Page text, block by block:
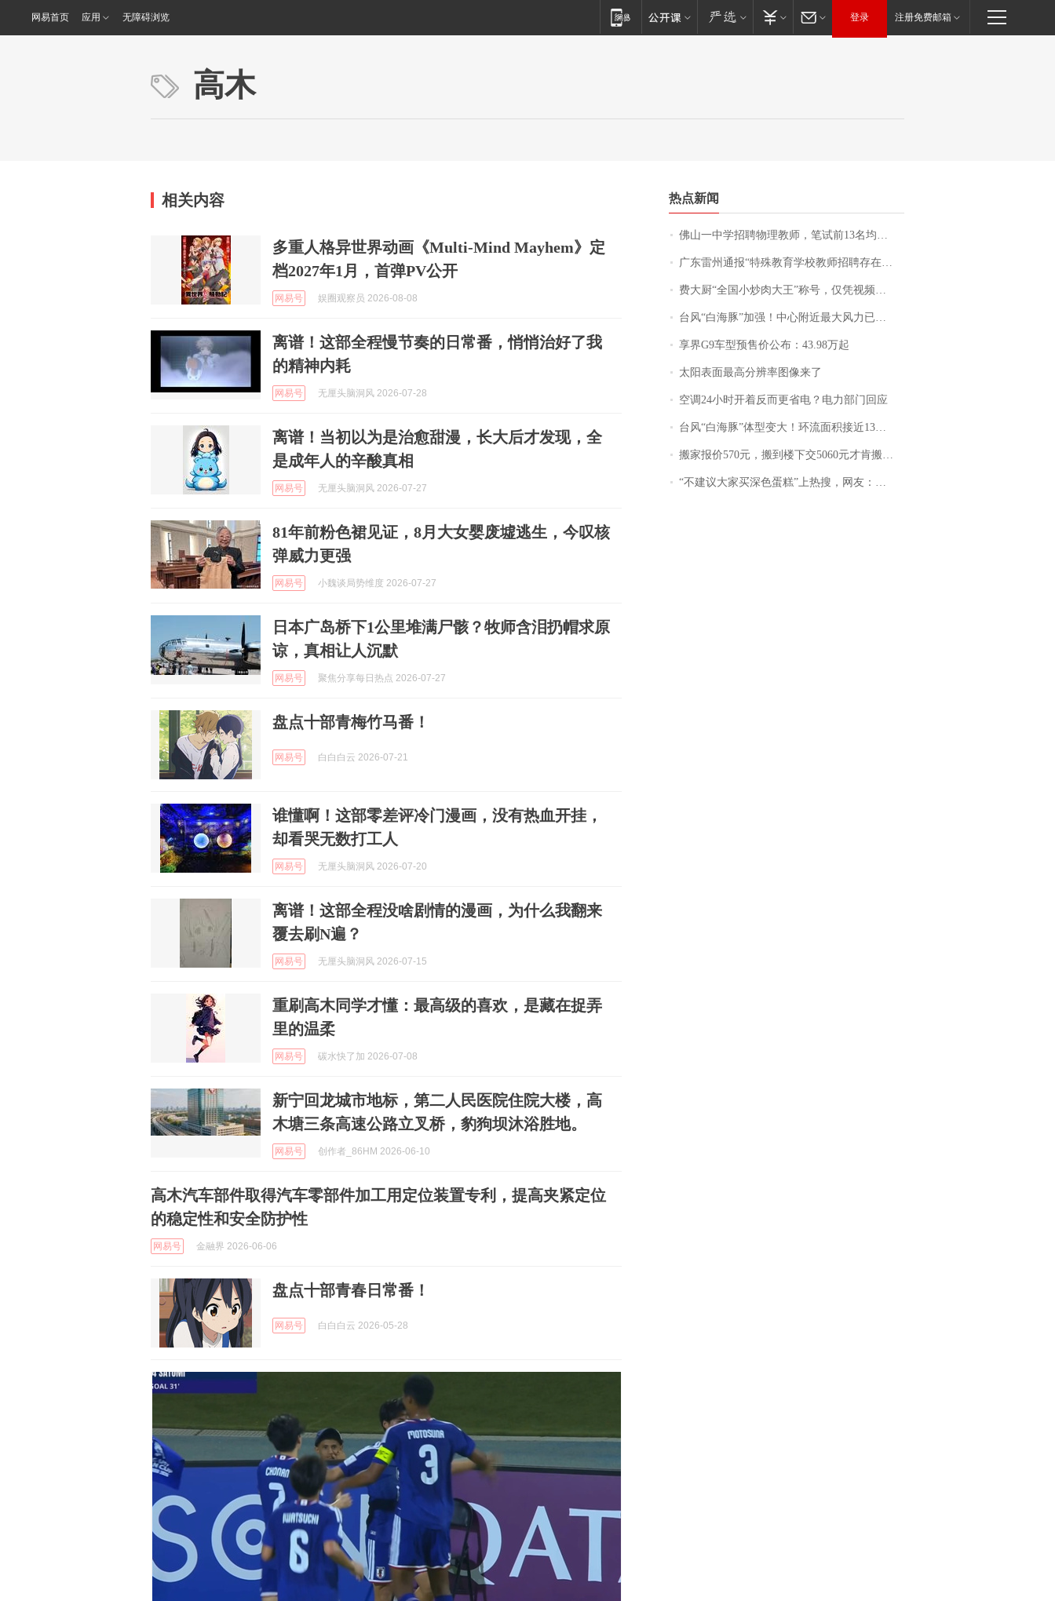
网易首页 应用 无障碍浏览 登录 注册免费邮箱
高木
相关内容
多重人格异世界动画《Multi-Mind Mayhem》定
档2027年1月，首弹PV公开
网易号 娱圈观察员 2026-08-08
离谱！这部全程慢节奏的日常番，悄悄治好了我
的精神内耗
网易号 无厘头脑洞风 2026-07-28
离谱！当初以为是治愈甜漫，长大后才发现，全
是成年人的辛酸真相
网易号 无厘头脑洞风 2026-07-27
81年前粉色裙见证，8月大女婴废墟逃生，今叹核
弹威力更强
网易号 小魏谈局势维度 2026-07-27
日本广岛桥下1公里堆满尸骸？牧师含泪扔帽求原
谅，真相让人沉默
网易号 聚焦分享每日热点 2026-07-27
盘点十部青梅竹马番！
网易号 白白白云 2026-07-21
谁懂啊！这部零差评冷门漫画，没有热血开挂，
却看哭无数打工人
网易号 无厘头脑洞风 2026-07-20
离谱！这部全程没啥剧情的漫画，为什么我翻来
覆去刷N遍？
网易号 无厘头脑洞风 2026-07-15
重刷高木同学才懂：最高级的喜欢，是藏在捉弄
里的温柔
网易号 碳水快了加 2026-07-08
新宁回龙城市地标，第二人民医院住院大楼，高
木塘三条高速公路立叉桥，豹狗坝沐浴胜地。
网易号 创作者_86HM 2026-06-10
高木汽车部件取得汽车零部件加工用定位装置专利，提高夹紧定位
的稳定性和安全防护性
网易号 金融界 2026-06-06
盘点十部青春日常番！
网易号 白白白云 2026-05-28
热点新闻
佛山一中学招聘物理教师，笔试前13名均遭淘汰？教育局：已叫停招聘，成立调查组全面核查
广东雷州通报“特殊教育学校教师招聘存在违规行为”：已启动问责程序 副校长被停职
费大厨“全国小炒肉大王”称号，仅凭视频评出？中国烹饪协会回应
台风“白海豚”加强！中心附近最大风力已达15级 最新研判
享界G9车型预售价公布：43.98万起
太阳表面最高分辨率图像来了
空调24小时开着反而更省电？电力部门回应
台风“白海豚”体型变大！环流面积接近13个浙江那么大
搬家报价570元，搬到楼下交5060元才肯搬上楼！女子傻眼了……
“不建议大家买深色蛋糕”上热搜，网友：天塌了！